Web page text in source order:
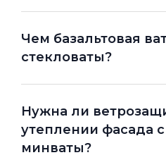
Чем базальтовая
стекловаты?
Нужна ли
утеплении фасада
минваты?